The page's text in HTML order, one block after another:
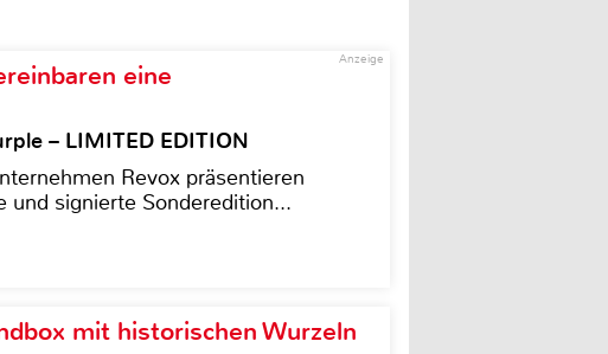
Anzeige
eine
– LIMITED EDITION
Revox präsentieren
signierte Sonderedition...
mit historischen Wurzeln